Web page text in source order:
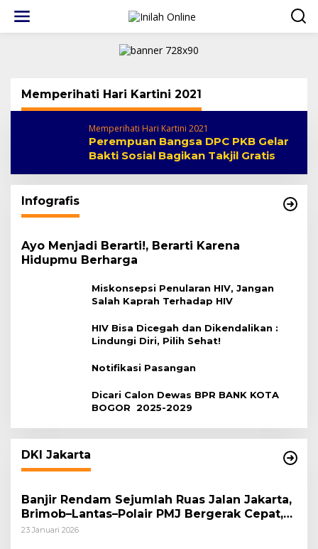
konten
Memperihati Hari Kartini 2021
Memperihati Hari Kartini 2021
Perempuan Bangsa DPC PKB Gelar
Bakti Sosial Bagikan Takjil Gratis
Infografis
Ayo Menjadi Berarti!, Berarti Karena
Hidupmu Berharga
Miskonsepsi Penularan HIV, Jangan
Salah Kaprah Terhadap HIV
HIV Bisa Dicegah dan Dikendalikan :
Lindungi Diri, Pilih Sehat!
Notifikasi Pasangan
Dicari Calon Dewas BPR BANK KOTA
BOGOR 2025-2029
DKI Jakarta
Banjir Rendam Sejumlah Ruas Jalan Jakarta,
Brimob–Lantas–Polair PMJ Bergerak Cepat,
Polri Siagakan 128.247 Personel Secara
23 Januari 2026